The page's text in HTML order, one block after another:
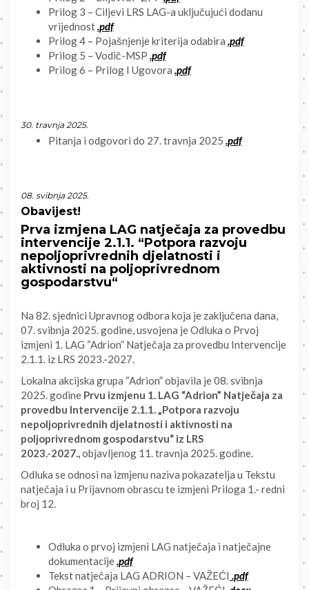
Prilog 3 – Ciljevi LRS LAG-a uključujući dodanu
vrijednost .pdf
Prilog 4 – Pojašnjenje kriterija odabira .pdf
Prilog 5 – Vodič-MSP .pdf
Prilog 6 – Prilog I Ugovora .pdf
30. travnja 2025.
Pitanja i odgovori do 27. travnja 2025 .pdf
08. svibnja 2025.
Obavijest!
Prva izmjena LAG natječaja za provedbu
intervencije 2.1.1. “Potpora razvoju
nepoljoprivrednih djelatnosti i
aktivnosti na poljoprivrednom
gospodarstvu“
Na 82. sjednici Upravnog odbora koja je zaključena dana,
07. svibnja 2025. godine, usvojena je Odluka o Prvoj
izmjeni 1. LAG “Adrion” Natječaja za provedbu Intervencije
2.1.1. iz LRS 2023.-2027.
Lokalna akcijska grupa “Adrion” objavila je 08. svibnja
2025. godine Prvu izmjenu 1. LAG “Adrion” Natječaja za
provedbu Intervencije 2.1.1. „Potpora razvoju
nepoljoprivrednih djelatnosti i aktivnosti na
poljoprivrednom gospodarstvu“ iz LRS
2023.-2027., objavljenog 11. travnja 2025. godine.
Odluka se odnosi na izmjenu naziva pokazatelja u Tekstu
natječaja i u Prijavnom obrascu te izmjeni Priloga 1.- redni
broj 12.
Odluka o prvoj izmjeni LAG natječaja i natječajne
dokumentacije .pdf
Tekst natječaja LAG ADRION – VAŽEĆI .pdf